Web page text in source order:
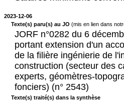
2023-12-06
Texte(s) paru(s) au JO (mis en lien dans
JORF n°0282 du 6
portant extension d'un
de la filière ingénierie de
construction (secteur des
experts, géomètres-
fonciers) (n° 2543)
Texte(s) traité(s) dans la synthèse